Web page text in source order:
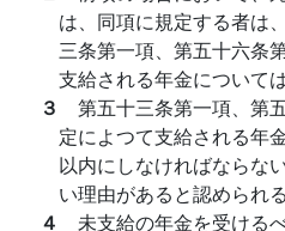
は、同項に規定する者は
三条第一項、第五十六条
支給される年金について
３ 第五十三条第一項、第
定によつて支給される年
以内にしなければならな
い理由があると認められ
４ 未支給の年金を受ける